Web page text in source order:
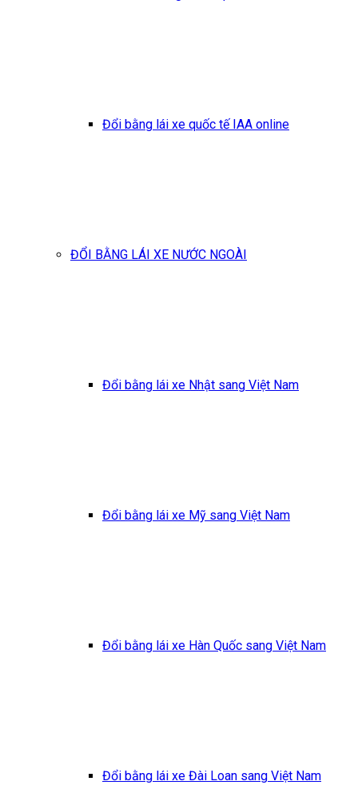
Đổi bằng lái xe quốc tế IAA online
ĐỔI BẰNG LÁI XE NƯỚC NGOÀI
Đổi bằng lái xe Nhật sang Việt Nam
Đổi bằng lái xe Mỹ sang Việt Nam
Đổi bằng lái xe Hàn Quốc sang Việt Nam
Đổi bằng lái xe Đài Loan sang Việt Nam